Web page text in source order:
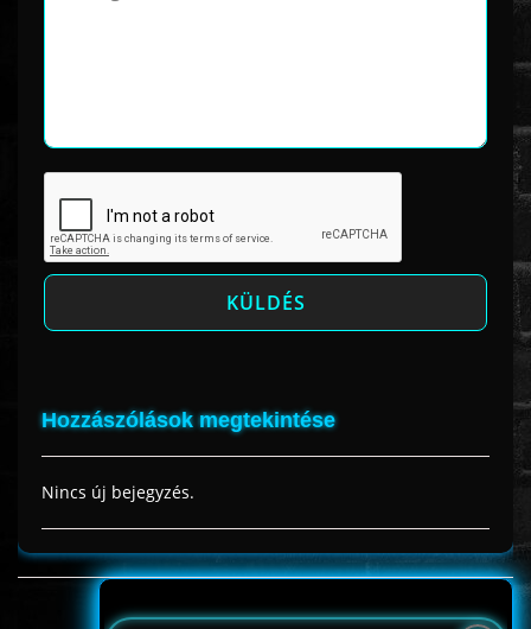
Hozzászólások megtekintése
Nincs új bejegyzés.